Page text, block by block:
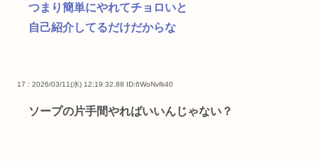
つまり簡単にやれてチョロいと
自己紹介してるだけだからな
17 : 2026/03/11(水) 12:19:32.88 ID:6WoNvfk40
ソープの片手間やればいいんじゃない？